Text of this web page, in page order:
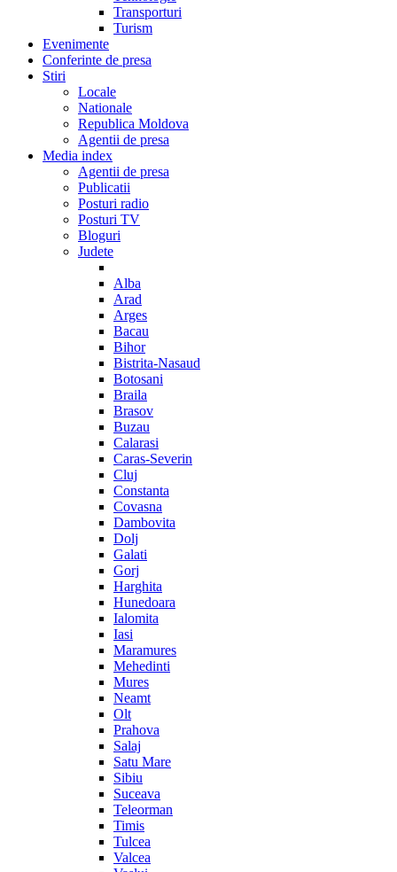
Transporturi
Turism
Evenimente
Conferinte de presa
Stiri
Locale
Nationale
Republica Moldova
Agentii de presa
Media index
Agentii de presa
Publicatii
Posturi radio
Posturi TV
Bloguri
Judete
Alba
Arad
Arges
Bacau
Bihor
Bistrita-Nasaud
Botosani
Braila
Brasov
Buzau
Calarasi
Caras-Severin
Cluj
Constanta
Covasna
Dambovita
Dolj
Galati
Gorj
Harghita
Hunedoara
Ialomita
Iasi
Maramures
Mehedinti
Mures
Neamt
Olt
Prahova
Salaj
Satu Mare
Sibiu
Suceava
Teleorman
Timis
Tulcea
Valcea